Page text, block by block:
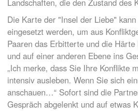
Landschaften, die den Zustand des
Die Karte der "Insel der Liebe"
eingesetzt werden, um aus
Paaren das Erbitterte und die Härte
und auf einer anderen Ebene ins
„Ich merke, dass Sie Ihre Konflikte
intensiv ausleben. Wenn Sie sich
anschauen…“ Sofort sind die
Gespräch abgelenkt und auf etwas